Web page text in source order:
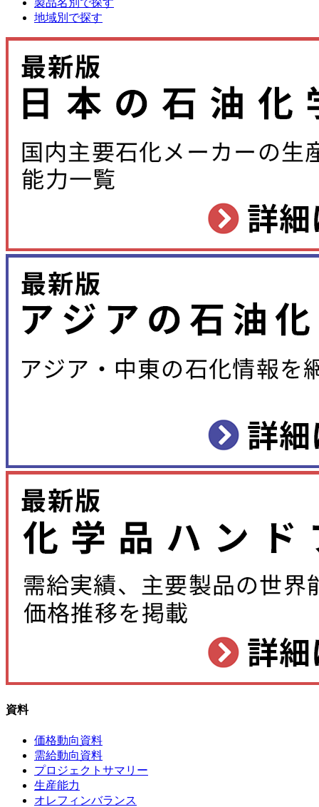
製品名別で探す
地域別で探す
資料
価格動向資料
需給動向資料
プロジェクトサマリー
生産能力
オレフィンバランス